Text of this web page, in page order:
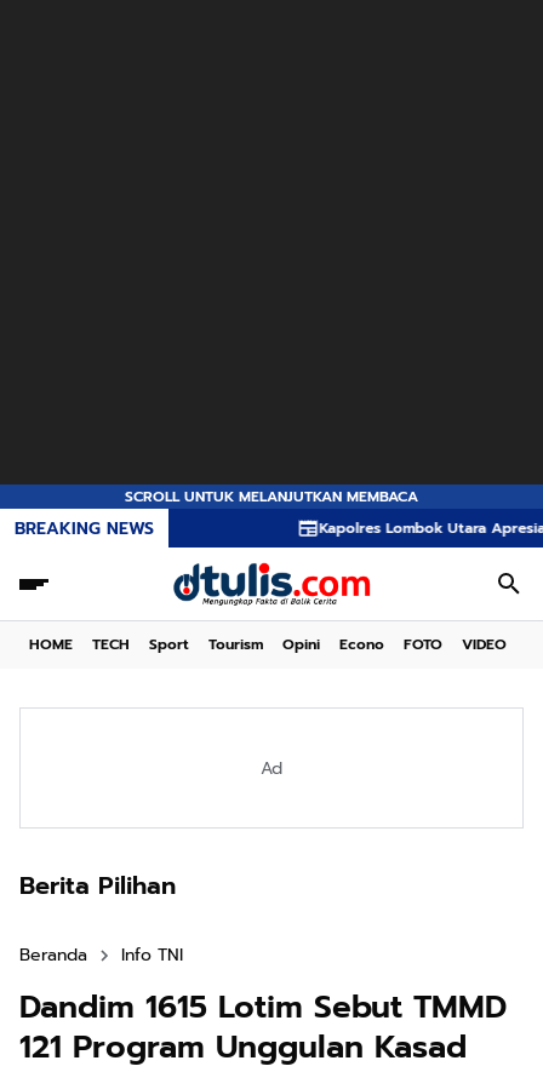
SCROLL UNTUK MELANJUTKAN MEMBACA
BREAKING NEWS Kapolres Lombok Utara Apresiasi
HOME TECH Sport Tourism Opini Econo FOTO VIDEO
Ad
Berita Pilihan
Beranda Info TNI
Dandim 1615 Lotim Sebut TMMD
121 Program Unggulan Kasad